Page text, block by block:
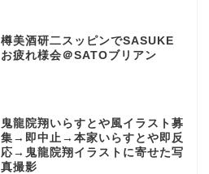
樽美酒研二スッピンでSASUKE
お疲れ様会＠SATOブリアン
鬼龍院翔いらすとや風イラスト募
集→即中止→本家いらすとや即反
応→鬼龍院翔イラストに寄せた写
真撮影